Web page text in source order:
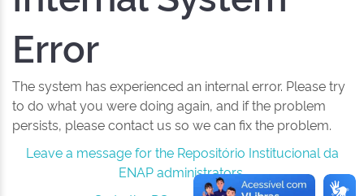
Error
The system has experienced an internal error. Please try
to do what you were doing again, and if the problem
persists, please contact us so we can fix the problem.
Leave a message for the Repositório Institucional da
ENAP administrators.